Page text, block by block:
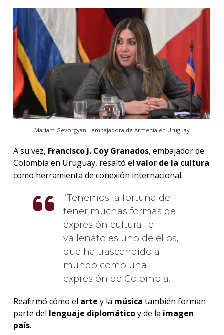
Mariam Gevorgyan - embajadora de Armenia en Uruguay
A su vez, Francisco J. Coy Granados, embajador de
Colombia en Uruguay, resaltó el valor de la cultura
como herramienta de conexión internacional.
Tenemos la fortuna de
tener muchas formas de
expresión cultural; el
vallenato es uno de ellos,
que ha trascendido al
mundo como una
expresión de Colombia.
Reafirmó cómo el arte y la música también forman
parte del lenguaje diplomáticoy de la imagen
país.